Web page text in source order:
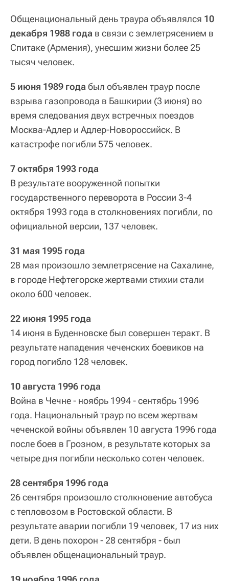
Общенациональный день траура объявлялся 10
декабря 1988 года в связи с землетрясением в
Спитаке (Армения), унесшим жизни более 25
тысяч человек.
5 июня 1989 года был объявлен траур после
взрыва газопровода в Башкирии (3 июня) во
время следования двух встречных поездов
Москва-Адлер и Адлер-Новороссийск. В
катастрофе погибли 575 человек.
7 октября 1993 года
В результате вооруженной попытки
государственного переворота в России 3-4
октября 1993 года в столкновениях погибли, по
официальной версии, 137 человек.
31 мая 1995 года
28 мая произошло землетрясение на Сахалине,
в городе Нефтегорске жертвами стихии стали
около 600 человек.
22 июня 1995 года
14 июня в Буденновске был совершен теракт. В
результате нападения чеченских боевиков на
город погибло 128 человек.
10 августа 1996 года
Война в Чечне - ноябрь 1994 - сентябрь 1996
года. Национальный траур по всем жертвам
чеченской войны объявлен 10 августа 1996 года
после боев в Грозном, в результате которых за
четыре дня погибли несколько сотен человек.
28 сентября 1996 года
26 сентября произошло столкновение автобуса
с тепловозом в Ростовской области. В
результате аварии погибли 19 человек, 17 из них
дети. В день похорон - 28 сентября - был
объявлен общенациональный траур.